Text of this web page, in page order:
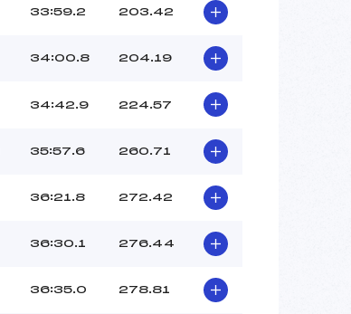
33:59.2 203.42
34:00.8 204.19
34:42.9 224.57
35:57.6 260.71
36:21.8 272.42
36:30.1 276.44
36:35.0 278.81